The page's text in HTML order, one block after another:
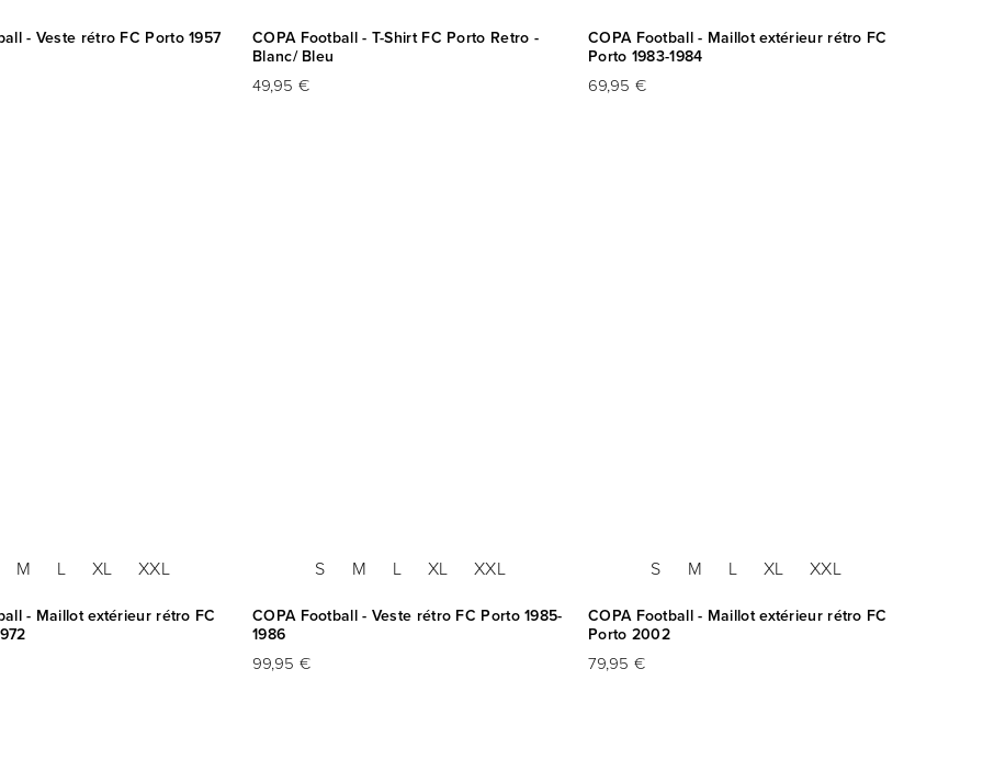
- Veste rétro FC Porto 1957
COPA Football - T-Shirt FC Porto Retro -
Blanc/ Bleu
49,95 €
COPA Football - Maillot extérieur rétro FC
Porto 1983-1984
69,95 €
M L XL XXL
- Maillot extérieur rétro FC
S M L XL XXL
COPA Football - Veste rétro FC Porto 1985-
1986
99,95 €
S M L XL XXL
COPA Football - Maillot extérieur rétro FC
Porto 2002
79,95 €